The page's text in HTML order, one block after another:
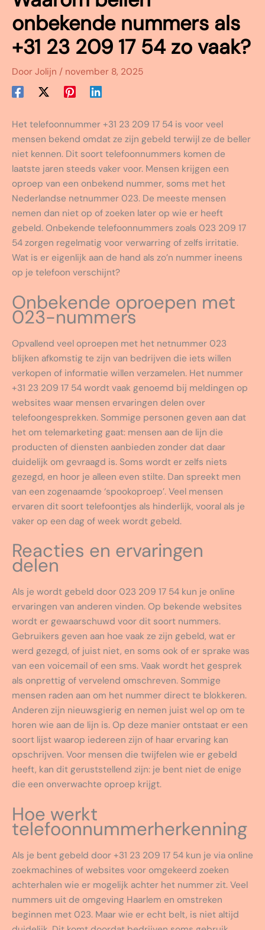
onbekende nummers als
+31 23 209 17 54 zo vaak?
Door Jolijn / november 8, 2025
Het telefoonnummer +31 23 209 17 54 is voor veel
mensen bekend omdat ze zijn gebeld terwijl ze de beller
niet kennen. Dit soort telefoonnummers komen de
laatste jaren steeds vaker voor. Mensen krijgen een
oproep van een onbekend nummer, soms met het
Nederlandse netnummer 023. De meeste mensen
nemen dan niet op of zoeken later op wie er heeft
gebeld. Onbekende telefoonnummers zoals 023 209 17
54 zorgen regelmatig voor verwarring of zelfs irritatie.
Wat is er eigenlijk aan de hand als zo’n nummer ineens
op je telefoon verschijnt?
Onbekende oproepen met
023-nummers
Opvallend veel oproepen met het netnummer 023
blijken afkomstig te zijn van bedrijven die iets willen
verkopen of informatie willen verzamelen. Het nummer
+31 23 209 17 54 wordt vaak genoemd bij meldingen op
websites waar mensen ervaringen delen over
telefoongesprekken. Sommige personen geven aan dat
het om telemarketing gaat: mensen aan de lijn die
producten of diensten aanbieden zonder dat daar
duidelijk om gevraagd is. Soms wordt er zelfs niets
gezegd, en hoor je alleen even stilte. Dan spreekt men
van een zogenaamde ‘spookoproep’. Veel mensen
ervaren dit soort telefoontjes als hinderlijk, vooral als je
vaker op een dag of week wordt gebeld.
Reacties en ervaringen
delen
Als je wordt gebeld door 023 209 17 54 kun je online
ervaringen van anderen vinden. Op bekende websites
wordt er gewaarschuwd voor dit soort nummers.
Gebruikers geven aan hoe vaak ze zijn gebeld, wat er
werd gezegd, of juist niet, en soms ook of er sprake was
van een voicemail of een sms. Vaak wordt het gesprek
als onprettig of vervelend omschreven. Sommige
mensen raden aan om het nummer direct te blokkeren.
Anderen zijn nieuwsgierig en nemen juist wel op om te
horen wie aan de lijn is. Op deze manier ontstaat er een
soort lijst waarop iedereen zijn of haar ervaring kan
opschrijven. Voor mensen die twijfelen wie er gebeld
heeft, kan dit geruststellend zijn: je bent niet de enige
die een onverwachte oproep krijgt.
Hoe werkt
telefoonnummerherkenning
Als je bent gebeld door +31 23 209 17 54 kun je via online
zoekmachines of websites voor omgekeerd zoeken
achterhalen wie er mogelijk achter het nummer zit. Veel
nummers uit de omgeving Haarlem en omstreken
beginnen met 023. Maar wie er echt belt, is niet altijd